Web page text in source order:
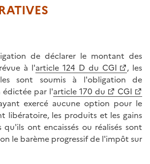
de déclarer le montant des
à l'article 124 D du CGI
, les
sont soumis à l'obligation de
par l'article 170 du
CGI
exercé aucune option pour le
libératoire, les produits et les gains
qu'ils ont encaissés ou réalisés sont
le barème progressif de l'impôt sur